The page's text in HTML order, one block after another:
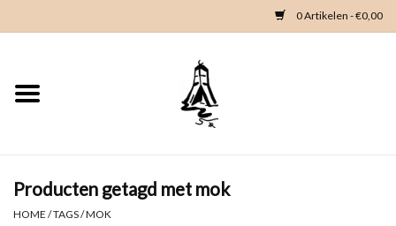
0 Artikelen - €0,00
Home
Kleding
Producten getagd met mok
HOME /TAGS/MOK